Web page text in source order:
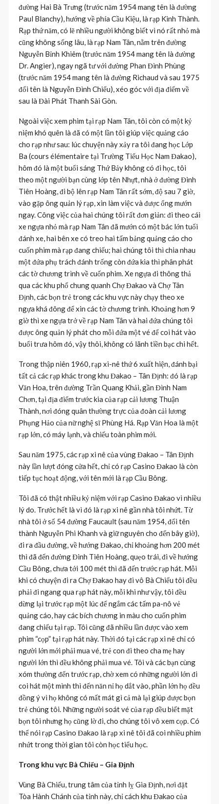
đường Hai Bà Trưng (trước năm 1954 mang tên là đường
Paul Blanchy), hướng về phía Cầu Kiệu, là rạp Kinh Thành.
Rạp thứ năm, có lẽ nhiều người không biết vì nó rất nhỏ mà
cũng không sống lâu, là rạp Nam Tân, nằm trên đường
Nguyễn Bỉnh Khiêm (trước năm 1954 mang tên là đường
Dr. Angier), ngay ngã tư với đường Phan Đình Phùng
(trước năm 1954 mang tên là đường Richaud và sau 1975
đổi tên là Nguyễn Đình Chiểu), xéo góc với địa điểm về
sau là Đài Phát Thanh Sài Gòn.
Ngoài việc xem phim tại rạp Nam Tân, tôi còn có một kỷ
niệm khó quên là đã có một lần tôi giúp việc quảng cáo
cho rạp như sau: lúc chuyện này xảy ra tôi đang học Lớp
Ba (cours élémentaire tại Trường Tiểu Học Nam Đakao),
hôm đó là một buổi sáng Thứ Bảy không có đi học, tôi
theo một người bạn cùng lớp tên Nhựt, nhà ở đường Đinh
Tiên Hoàng, đi bộ lên rạp Nam Tân rất sớm, độ sau 7 giờ,
vào gặp ông quản lý rạp, xin làm việc và được ổng mướn
ngay. Công việc của hai chúng tôi rất đơn giản: đi theo cái
xe ngựa nhỏ mà rạp Nam Tân đã mướn có một bác lớn tuổi
đánh xe, hai bên xe có treo hai tấm bảng quảng cáo cho
cuốn phim mà rạp đang chiếu; hai chúng tôi thì chia nhau
một đứa phụ trách đánh trống còn đứa kia thì phân phát
các tờ chương trình về cuốn phim. Xe ngựa đi thông thả
qua các khu phố chung quanh Chợ Đakao và Chợ Tân
Định, các bọn trẻ trong các khu vực này chạy theo xe
ngựa khá đông để xin các tờ chương trình. Khoảng hơn 9
giờ thì xe ngựa trở về rạp Nam Tân và hai đứa chúng tôi
được ông quản lý phát cho mỗi đứa một vé để coi hát vào
buổi trưa hôm đó, vậy thôi, không có lãnh tiền bạc chi hết.
Trong thập niên 1960, rạp xi-nê thứ 6 xuất hiện, đánh bại
tất cả các rạp khác trong khu Đakao – Tân Định: đó là rạp
Văn Hoa, trên đường Trần Quang Khải, gần Đình Nam
Chơn, tại địa điểm trước kia của rạp cải lương Thuận
Thành, nơi đóng quân thường trực của đoàn cải lương
Phụng Hảo của nữ nghệ sĩ Phùng Há. Rạp Văn Hoa là một
rạp lớn, có máy lạnh, và chiếu toàn phim mới.
Sau năm 1975, các rạp xi nê của vùng Đakao – Tân Định
này lần lượt đóng cửa hết, chỉ có rạp Casino Đakao là còn
tiếp tục hoạt động, với tên mới là rạp Cầu Bông.
Tôi đã có thật nhiều kỷ niệm với rạp Casino Đakao vì nhiều
lý do. Trước hết là vì đó là rạp xi nê gần nhà tôi nhứt. Từ
nhà tôi ở số 54 đường Faucault (sau năm 1954, đổi tên
thành Nguyễn Phi Khanh và giữ nguyên cho đến bây giờ),
đi ra đầu đường, về hướng Đakao, chỉ khoảng hơn 200 mét
thì đã đến đường Đinh Tiên Hoàng, quẹo trái, đi về hướng
Cầu Bông, chưa tới 100 mét thì đã đến trước rạp hát. Mỗi
khi có chuyện đi ra Chợ Đakao hay đi vô Bà Chiểu tôi đều
phải đi ngang qua rạp hát này, mỗi khi như vậy, tôi đều
dừng lại trước rạp một lúc để ngắm các tấm pa-nô vẻ
quảng cáo, hay các bích chương in màu cho cuốn phim
đang chiếu tại rạp. Tôi cũng đã nhiều lần được vào xem
phim “cọp” tại rạp hát này. Thời đó tại các rạp xi nê chỉ có
người lớn mới phải mua vé, trẻ con đi theo cha mẹ hay
người lớn thì đều không phải mua vé. Tôi và các bạn cùng
xóm thường đến trước rạp, chờ xem có những người lớn đi
coi hát một mình thì đến năn nỉ họ dắt vào, phần lớn họ đều
đồng ý vì họ không có mất mát gì cả mà lại giúp được bọn
trẻ chúng tôi. Những người soát vé của rạp đều biết mặt
bọn tôi nhưng họ cũng lờ đi, cho chúng tôi vô xem cọp. Có
thể nói rạp Casino Đakao là rạp xi nê tôi đã coi nhiều phim
nhứt trong thời gian tôi còn học tiểu học.
Trong khu vực Bà Chiểu – Gia Định
Vùng Bà Chiểu, trung tâm của tỉnh lỵ Gia Định, nơi đặt
Tòa Hành Chánh của tỉnh này, chỉ cách khu Đakao của